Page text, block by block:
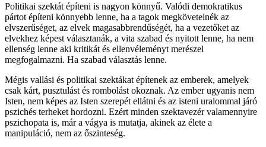
Politikai szektát építeni is nagyon könnyű. Valódi demokratikus
pártot építeni könnyebb lenne, ha a tagok megkövetelnék az
elvszerűséget, az elvek magasabbrendűségét, ha a vezetőket az
elvekhez képest választanák, a vita szabad és nyitott lenne, ha nem
ellenség lenne aki kritikát és ellenvéleményt merészel
megfogalmazni. Ha szabad választás lenne.
Mégis vallási és politikai szektákat építenek az emberek, amelyek
csak kárt, pusztulást és rombolást okoznak. Az ember ugyanis nem
Isten, nem képes az Isten szerepét ellátni és az isteni uralommal járó
pszichés terheket hordozni. Ezért minden szektavezér valamennyire
pszichopata is, már a vágya is mutatja, akinek az élete a
manipuláció, nem az őszinteség.